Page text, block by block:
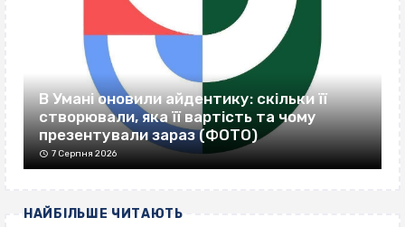
В Умані оновили айдентику: скільки її
створювали, яка її вартість та чому
презентували зараз (ФОТО)
7 Серпня 2026
НАЙБІЛЬШЕ ЧИТАЮТЬ